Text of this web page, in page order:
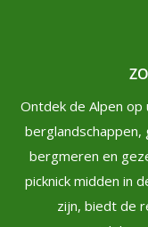
Ontdek de Alpen op
bergmeren en
picknick midden in
zijn, biedt de